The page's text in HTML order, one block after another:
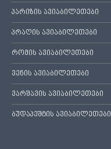
პარიზის ავიაბილეთები
პრაღის ავიაბილეთები
რომის ავიაბილეთები
ვენის ავიაბილეთები
ვარშავის ავიაბილეთები
ბუდაპეშტის ავიაბილეთები